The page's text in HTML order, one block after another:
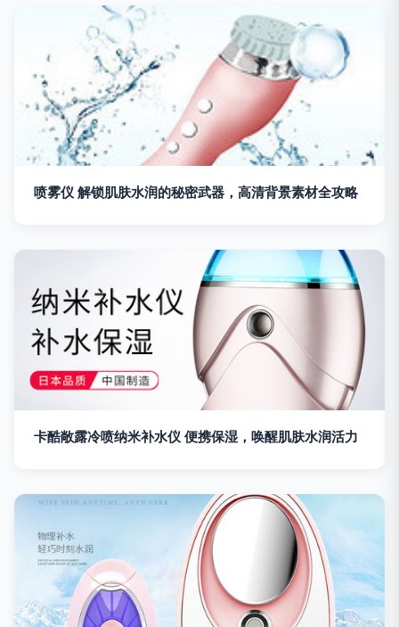
喷雾仪 解锁肌肤水润的秘密武器，高清背景素材全攻略
卡酷敞露冷喷纳米补水仪 便携保湿，唤醒肌肤水润活力